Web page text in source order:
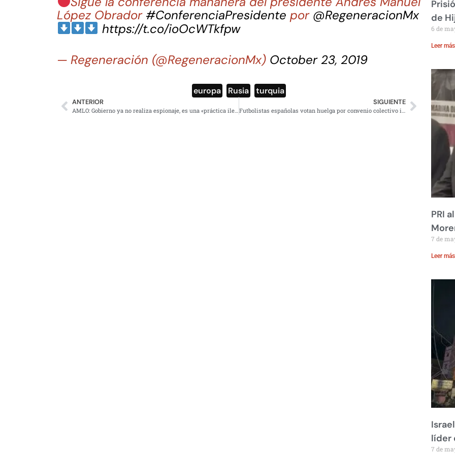
López Obrador #ConferenciaPresidente por @RegeneracionMx
https://t.co/ioOcWTkfpw
— Regeneración (@RegeneracionMx) October 23, 2019
europa Rusia turquia
ANTERIOR
AMLO: Gobierno ya no realiza espionaje, es una «práctica ilegal e inmoral»
SIGUIENTE
Futbolistas españolas votan huelga por convenio colectivo igualitario
de
6 de
Leer
PRI
7 de
Leer
líder
7 de